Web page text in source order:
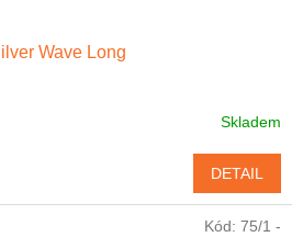
Wave Long
Skladem
DETAIL
Kód: 75/1 -